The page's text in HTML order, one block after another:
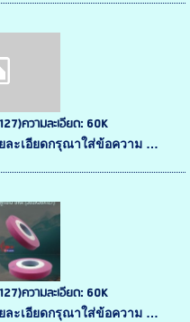
ความละเอียด: 60K
ละเอียดกรุณาใส่ข้อความ …
ความละเอียด: 60K
ละเอียดกรุณาใส่ข้อความ …